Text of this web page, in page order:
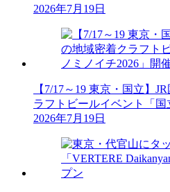
2026年7月19日
【7/17～19 東京・国立】
ラフトビールイベント「国
2026年7月19日